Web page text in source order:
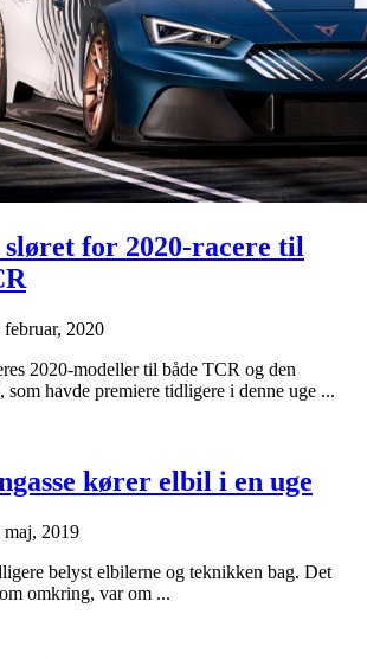
for 2020-racere til
februar, 2020
2020-modeller til både TCR og den
havde premiere tidligere i denne uge ...
kører elbil i en uge
maj, 2019
belyst elbilerne og teknikken bag. Det
omkring, var om ...